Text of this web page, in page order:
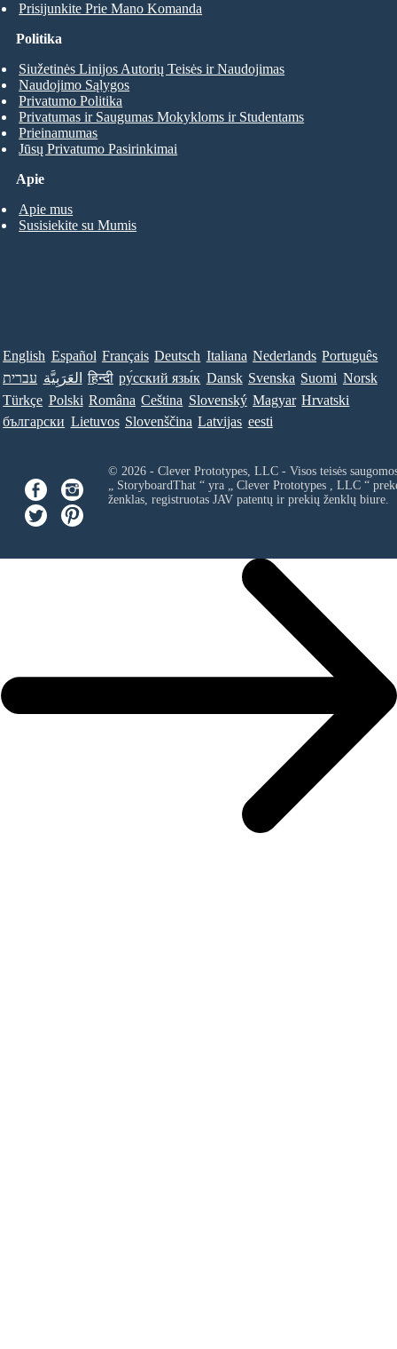
Prisijunkite Prie Mano Komanda
Apie
Apie mus
Susisiekite su Mumis
Politika
Siužetinės Linijos Autorių Teisės ir Naudojimas
Naudojimo Sąlygos
Privatumo Politika
Privatumas ir Saugumas Mokykloms ir Studentams
Prieinamumas
Jūsų Privatumo Pasirinkimai
English Español Français Deutsch Italiana Nederlands Português
עברית العَرَبِيَّة हिन्दी ру́сский язы́к Dansk Svenska Suomi Norsk
Türkçe Polski Româna Ceština Slovenský Magyar Hrvatski
български Lietuvos Slovenščina Latvijas eesti
© 2026 - Clever Prototypes, LLC - Visos teisės
„ StoryboardThat “ yra „ Clever Prototypes , LLC“
ženklas, registruotas JAV patentų ir prekių ženklų biure.